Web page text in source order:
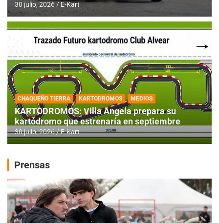
30 julio, 2026 E-Kart
CHAQUEÑO TIERRA KARTODROMOS MEDIOS
KARTODROMOS: Villa Angela prepara su
kartódromo que estrenaría en septiembre
30 julio, 2026 E-Kart
Prensas